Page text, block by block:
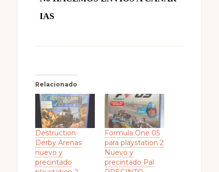
IAS
Relacionado
Destruction
Derby Arenas
nuevo y
precintado
Formula One 05
para playstation 2
Nuevo y
precintado Pal